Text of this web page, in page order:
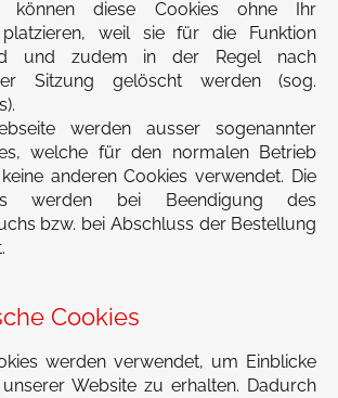
können diese Cookies ohne Ihr
platzieren, weil sie für die Funktion
und zudem in der Regel nach
Sitzung gelöscht werden (sog.
werden ausser sogenannter
welche für den normalen Betrieb
anderen Cookies verwendet. Die
werden bei Beendigung des
bzw. bei Abschluss der Bestellung
Cookies
werden verwendet, um Einblicke
Website zu erhalten. Dadurch